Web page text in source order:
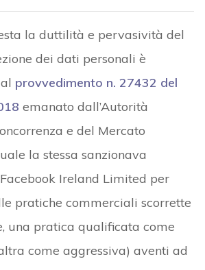
la duttilità e pervasività del
dei dati personali è
provvedimento n. 27432 del
emanato dall’Autorità
e del Mercato
la stessa sanzionava
Ireland Limited per
pratiche commerciali scorrette
una pratica qualificata come
come aggressiva) aventi ad